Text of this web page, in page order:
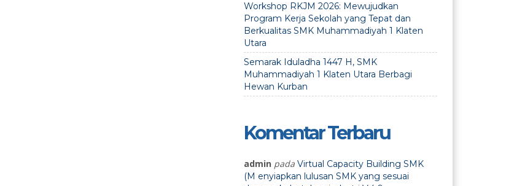
Workshop RKJM 2026: Mewujudkan
Program Kerja Sekolah yang Tepat dan
Berkualitas SMK Muhammadiyah 1 Klaten
Utara
Semarak Iduladha 1447 H, SMK
Muhammadiyah 1 Klaten Utara Berbagi
Hewan Kurban
Komentar Terbaru
admin pada Virtual Capacity Building SMK
(M enyiapkan lulusan SMK yang sesuai